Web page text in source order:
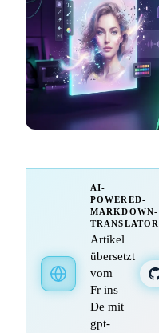
AI-
POWERED-
MARKDOWN-
TRANSLATOR
Artikel
übersetzt
vom
Fr ins
De mit
gpt-